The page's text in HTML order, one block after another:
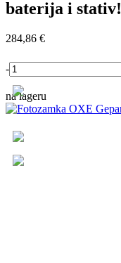
baterija i stativ!
284,86 €
-
na lageru